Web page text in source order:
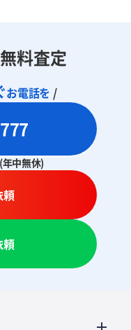
料査定
お電話を /
中無休)
頼
頼